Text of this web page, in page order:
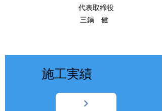
代表取締役
三鍋 健
施工実績